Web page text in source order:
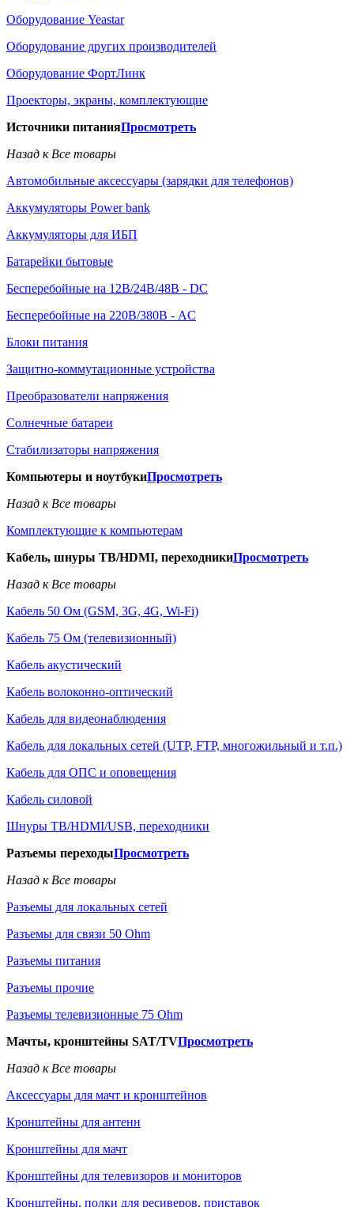
Оборудование Yeastar
Оборудование других производителей
Оборудование ФортЛинк
Проекторы, экраны, комплектующие
Источники питанияПросмотреть
Назад к Все товары
Автомобильные аксессуары (зарядки для телефонов)
Аккумуляторы Power bank
Аккумуляторы для ИБП
Батарейки бытовые
Бесперебойные на 12В/24В/48В - DC
Бесперебойные на 220В/380В - AC
Блоки питания
Защитно-коммутационные устройства
Преобразователи напряжения
Солнечные батареи
Стабилизаторы напряжения
Компьютеры и ноутбукиПросмотреть
Назад к Все товары
Комплектующие к компьютерам
Кабель, шнуры ТВ/HDMI, переходникиПросмотреть
Назад к Все товары
Кабель 50 Ом (GSM, 3G, 4G, Wi-Fi)
Кабель 75 Ом (телевизионный)
Кабель акустический
Кабель волоконно-оптический
Кабель для видеонаблюдения
Кабель для локальных сетей (UTP, FTP, многожильный и т.п.)
Кабель для ОПС и оповещения
Кабель силовой
Шнуры ТВ/HDMI/USB, переходники
Разъемы переходыПросмотреть
Назад к Все товары
Разъемы для локальных сетей
Разъемы для связи 50 Ohm
Разъемы питания
Разъемы прочие
Разъемы телевизионные 75 Ohm
Мачты, кронштейны SAT/TVПросмотреть
Назад к Все товары
Аксессуары для мачт и кронштейнов
Кронштейны для антенн
Кронштейны для мачт
Кронштейны для телевизоров и мониторов
Кронштейны, полки для ресиверов, приставок